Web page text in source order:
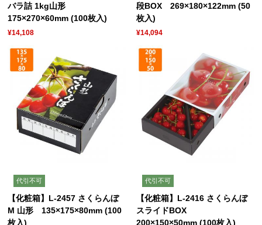
バラ詰 1kg山形
175×270×60mm (100枚入)
¥14,108
段BOX 269×180×122mm (50
枚入)
¥14,094
代引不可
【化粧箱】L-2457 さくらんぼ
M 山形 135×175×80mm (100
枚入)
代引不可
【化粧箱】L-2416 さくらんぼ
スライドBOX
200×150×50mm (100枚入)